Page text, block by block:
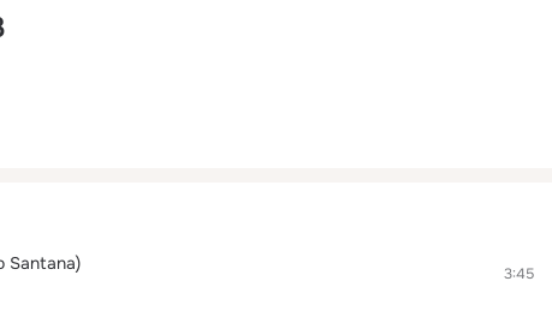
Santana) 3:45